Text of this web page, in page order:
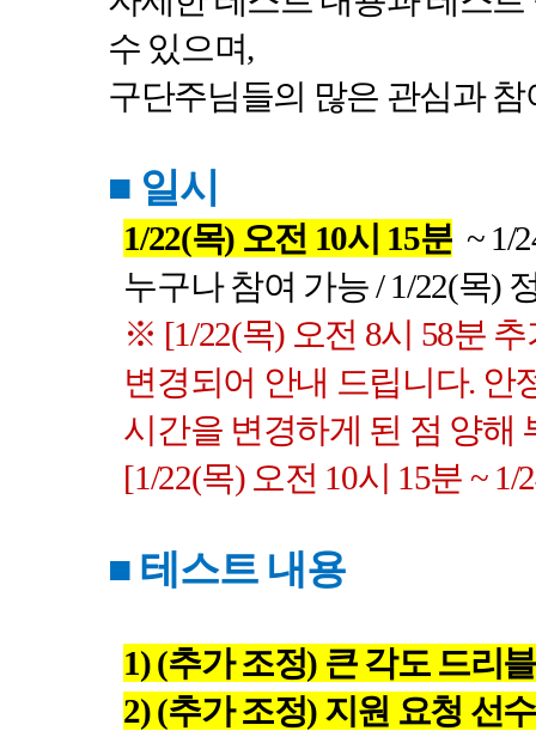
수 있으며,
구단주님들의 많은 관심과
■ 일시
1/22(목) 오전 10시 15분 ~ 1/
누구나 참여 가능/ 1/22(목)
※ [1/22(목) 오전 8시 58분 추
변경되어 안내 드립니다. 안
시간을 변경하게 된 점 양해
[1/22(목) 오전 10시 15분 ~ 1/
■ 테스트 내용
1) (추가 조정) 큰 각도 드리
2) (추가 조정) 지원 요청 선